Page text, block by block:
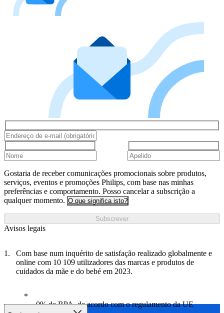
Gostaria de receber comunicações promocionais sobre produtos,
serviços, eventos e promoções Philips, com base nas minhas
preferências e comportamento. Posso cancelar a subscrição a
qualquer momento. O que significa isto?
Subscrever
Avisos legais
Com base num inquérito de satisfação realizado globalmente e
online com 10 109 utilizadores das marcas e produtos de
cuidados da mãe e do bebé em 2023.
0% de BPA, de acordo com o regulamento da UE